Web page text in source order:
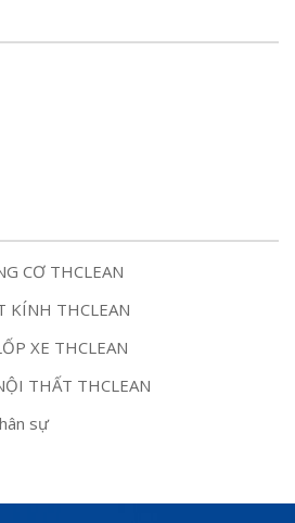
CƠ THCLEAN
KÍNH THCLEAN
XE THCLEAN
THẤT THCLEAN
sự